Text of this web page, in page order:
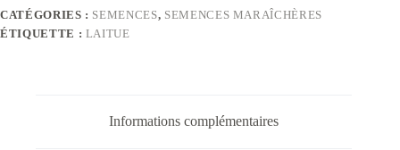
CATÉGORIES : SEMENCES, SEMENCES MARAÎCHÈRES
ÉTIQUETTE : LAITUE
Informations complémentaires